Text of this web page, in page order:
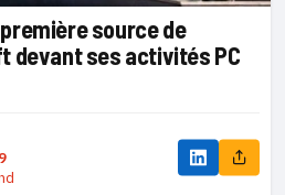
source de
devant ses activités PC